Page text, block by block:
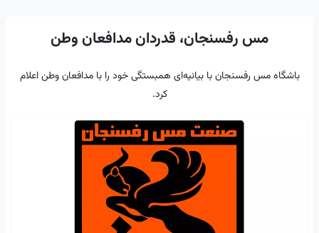
مس رفسنجان، قدردان مدافعان وطن
باشگاه مس رفسنجان با بیانیه‌ای همبستگی خود را با مدافعان وطن اعلام
کرد.